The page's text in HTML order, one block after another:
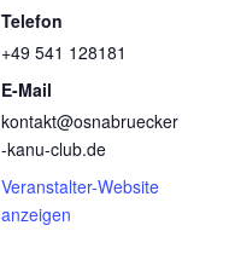
Telefon
+49 541 128181
E-Mail
kontakt@osnabruecker
-kanu-club.de
Veranstalter-Website
anzeigen